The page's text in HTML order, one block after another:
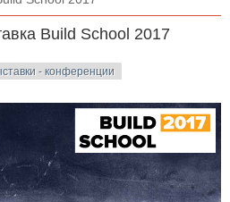
Build School 2017
- конференции